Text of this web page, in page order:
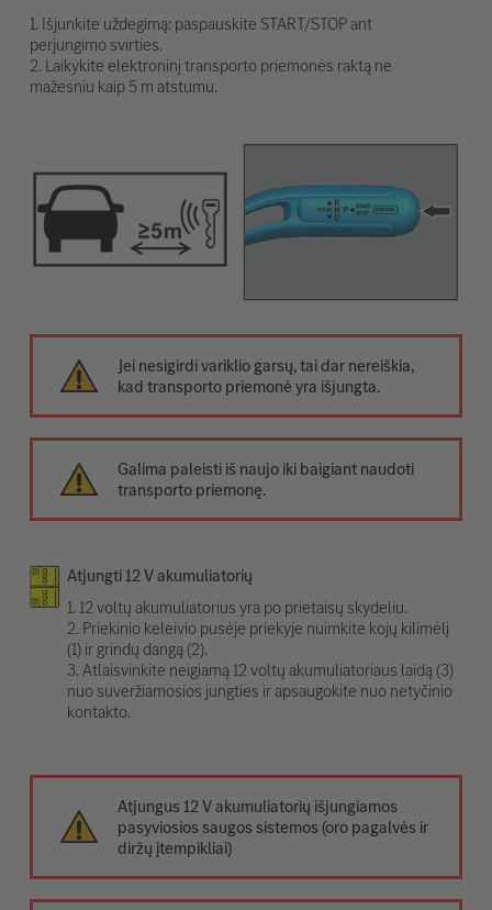
1. Išjunkite uždegimą: paspauskite START/STOP ant
perjungimo svirties.
2. Laikykite elektroninį transporto priemonės raktą ne
mažesniu kaip 5 m atstumu.
Jei nesigirdi variklio garsų, tai dar nereiškia,
kad transporto priemonė yra išjungta.
Galima paleisti iš naujo iki baigiant naudoti
transporto priemonę.
Atjungti 12 V akumuliatorių
1. 12 voltų akumuliatorius yra po prietaisų skydeliu.
2. Priekinio keleivio pusėje priekyje nuimkite kojų kilimėlį
(1) ir grindų dangą (2).
3. Atlaisvinkite neigiamą 12 voltų akumuliatoriaus laidą (3)
nuo suveržiamosios jungties ir apsaugokite nuo netyčinio
kontakto.
Atjungus 12 V akumuliatorių išjungiamos
pasyviosios saugos sistemos (oro pagalvės ir
diržų įtempikliai)